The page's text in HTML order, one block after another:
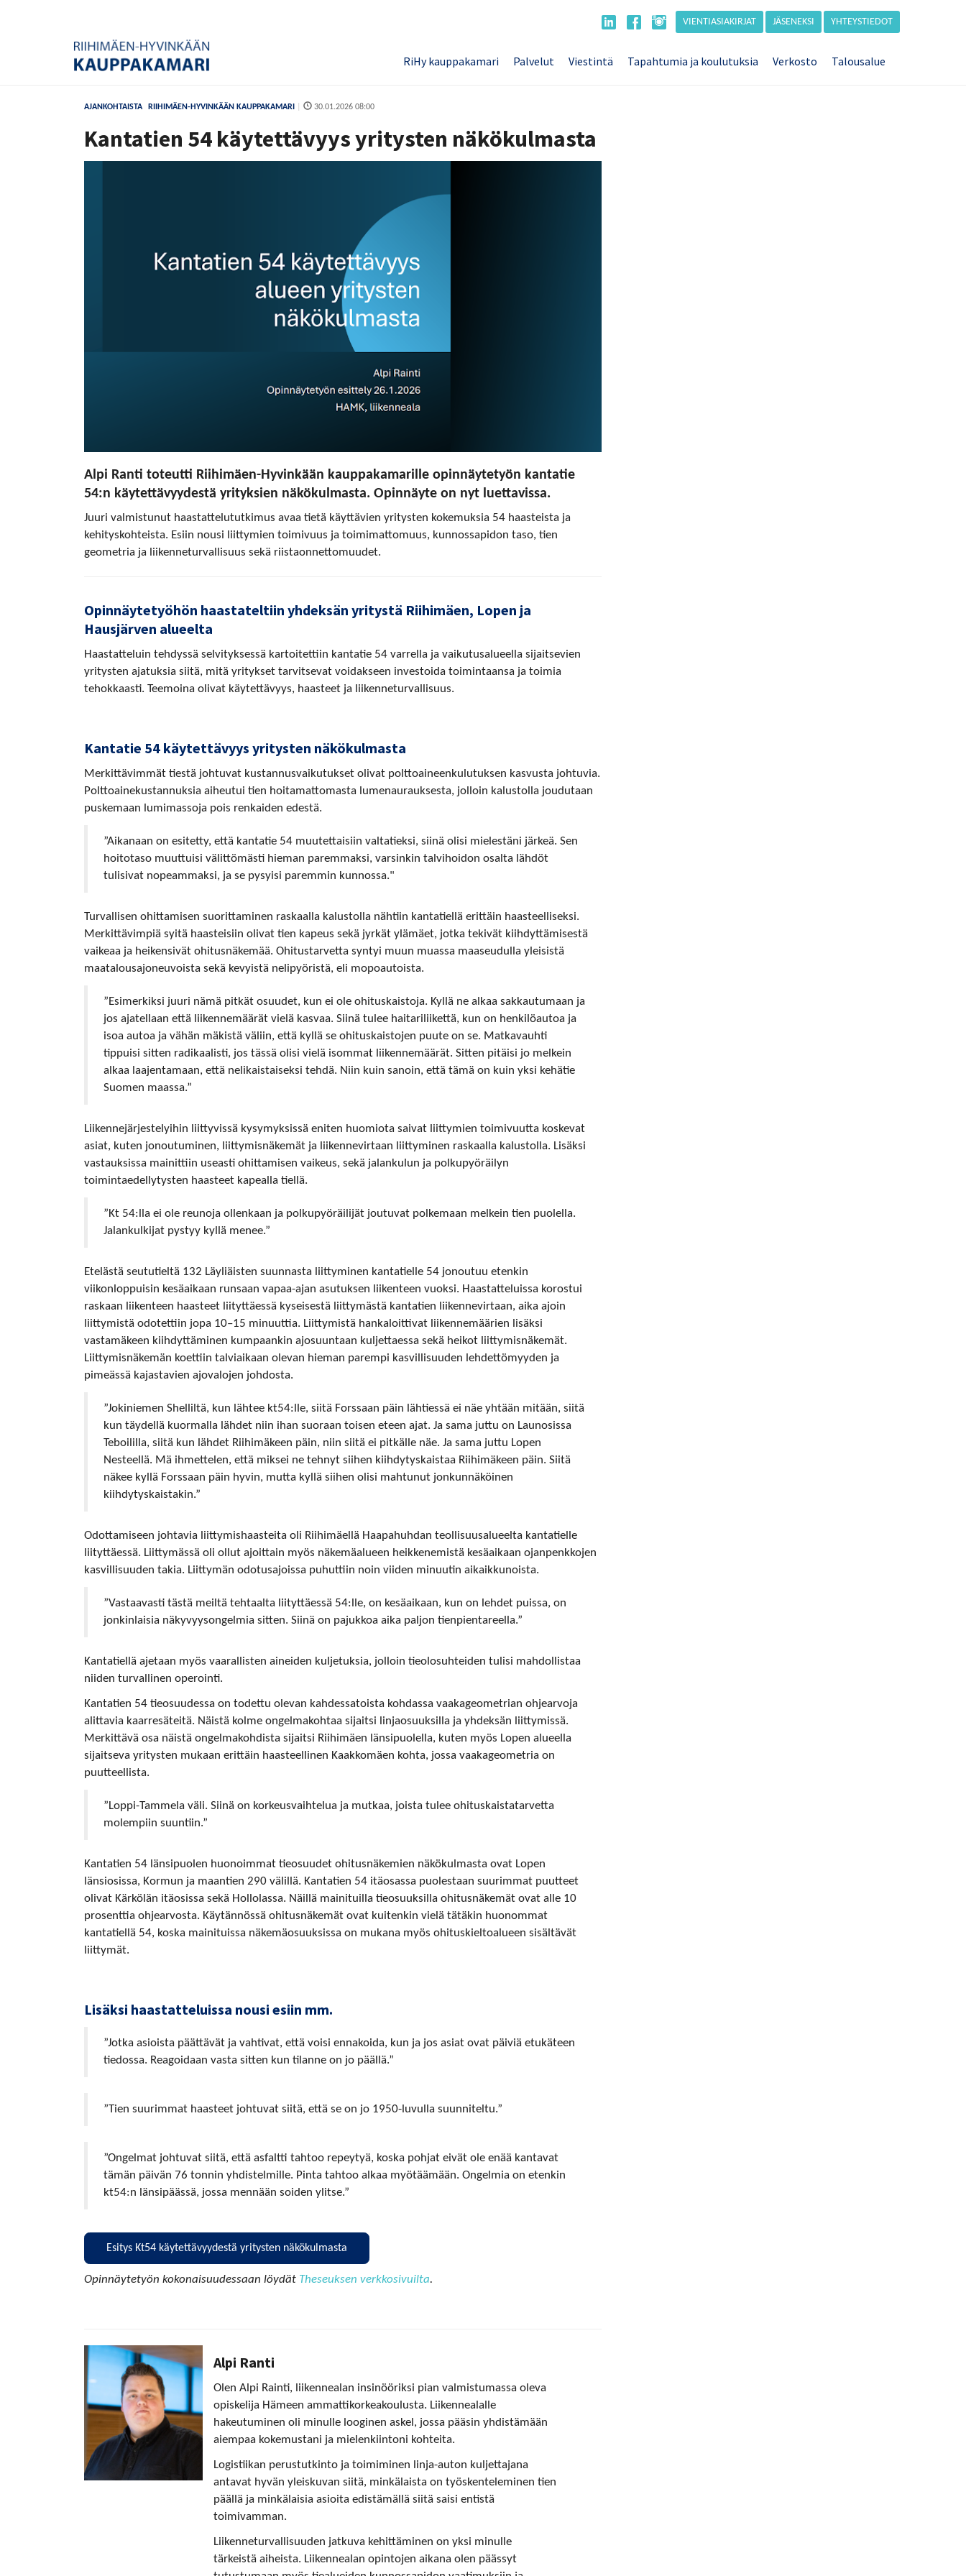
VIENTIASIAKIRJAT JÄSENEKSI YHTEYSTIEDOT
RiHy kauppakamari Palvelut Viestintä Tapahtumia ja koulutuksia Verkosto Talousalue
AJANKOHTAISTA RIIHIMÄEN-HYVINKÄÄN KAUPPAKAMARI 30.01.2026 08:00
Kantatien 54 käytettävyys yritysten näkökulmasta
Alpi Ranti toteutti Riihimäen-Hyvinkään kauppakamarille opinnäytetyön kantatie
54:n käytettävyydestä yrityksien näkökulmasta. Opinnäyte on nyt luettavissa.
Juuri valmistunut haastattelututkimus avaa tietä käyttävien yritysten kokemuksia 54 haasteista ja
kehityskohteista. Esiin nousi liittymien toimivuus ja toimimattomuus, kunnossapidon taso, tien
geometria ja liikenneturvallisuus sekä riistaonnettomuudet.
Opinnäytetyöhön haastateltiin yhdeksän yritystä Riihimäen, Lopen ja
Hausjärven alueelta
Haastatteluin tehdyssä selvityksessä kartoitettiin kantatie 54 varrella ja vaikutusalueella sijaitsevien
yritysten ajatuksia siitä, mitä yritykset tarvitsevat voidakseen investoida toimintaansa ja toimia
tehokkaasti. Teemoina olivat käytettävyys, haasteet ja liikenneturvallisuus.
Kantatie 54 käytettävyys yritysten näkökulmasta
Merkittävimmät tiestä johtuvat kustannusvaikutukset olivat polttoaineenkulutuksen kasvusta johtuvia.
Polttoainekustannuksia aiheutui tien hoitamattomasta lumenaurauksesta, jolloin kalustolla joudutaan
puskemaan lumimassoja pois renkaiden edestä.
”Aikanaan on esitetty, että kantatie 54 muutettaisiin valtatieksi, siinä olisi mielestäni järkeä. Sen
hoitotaso muuttuisi välittömästi hieman paremmaksi, varsinkin talvihoidon osalta lähdöt
tulisivat nopeammaksi, ja se pysyisi paremmin kunnossa."
Turvallisen ohittamisen suorittaminen raskaalla kalustolla nähtiin kantatiellä erittäin haasteelliseksi.
Merkittävimpiä syitä haasteisiin olivat tien kapeus sekä jyrkät ylämäet, jotka tekivät kiihdyttämisestä
vaikeaa ja heikensivät ohitusnäkemää. Ohitustarvetta syntyi muun muassa maaseudulla yleisistä
maatalousajoneuvoista sekä kevyistä nelipyöristä, eli mopoautoista.
”Esimerkiksi juuri nämä pitkät osuudet, kun ei ole ohituskaistoja. Kyllä ne alkaa sakkautumaan ja
jos ajatellaan että liikennemäärät vielä kasvaa. Siinä tulee haitariliikettä, kun on henkilöautoa ja
isoa autoa ja vähän mäkistä väliin, että kyllä se ohituskaistojen puute on se. Matkavauhti
tippuisi sitten radikaalisti, jos tässä olisi vielä isommat liikennemäärät. Sitten pitäisi jo melkein
alkaa laajentamaan, että nelikaistaiseksi tehdä. Niin kuin sanoin, että tämä on kuin yksi kehätie
Suomen maassa.”
Liikennejärjestelyihin liittyvissä kysymyksissä eniten huomiota saivat liittymien toimivuutta koskevat
asiat, kuten jonoutuminen, liittymisnäkemät ja liikennevirtaan liittyminen raskaalla kalustolla. Lisäksi
vastauksissa mainittiin useasti ohittamisen vaikeus, sekä jalankulun ja polkupyöräilyn
toimintaedellytysten haasteet kapealla tiellä.
”Kt 54:lla ei ole reunoja ollenkaan ja polkupyöräilijät joutuvat polkemaan melkein tien puolella.
Jalankulkijat pystyy kyllä menee.”
Etelästä seututieltä 132 Läyliäisten suunnasta liittyminen kantatielle 54 jonoutuu etenkin
viikonloppuisin kesäaikaan runsaan vapaa-ajan asutuksen liikenteen vuoksi. Haastatteluissa korostui
raskaan liikenteen haasteet liityttäessä kyseisestä liittymästä kantatien liikennevirtaan, aika ajoin
liittymistä odotettiin jopa 10–15 minuuttia. Liittymistä hankaloittivat liikennemäärien lisäksi
vastamäkeen kiihdyttäminen kumpaankin ajosuuntaan kuljettaessa sekä heikot liittymisnäkemät.
Liittymisnäkemän koettiin talviaikaan olevan hieman parempi kasvillisuuden lehdettömyyden ja
pimeässä kajastavien ajovalojen johdosta.
”Jokiniemen Shelliltä, kun lähtee kt54:lle, siitä Forssaan päin lähtiessä ei näe yhtään mitään, siitä
kun täydellä kuormalla lähdet niin ihan suoraan toisen eteen ajat. Ja sama juttu on Launosissa
Teboililla, siitä kun lähdet Riihimäkeen päin, niin siitä ei pitkälle näe. Ja sama juttu Lopen
Nesteellä. Mä ihmettelen, että miksei ne tehnyt siihen kiihdytyskaistaa Riihimäkeen päin. Siitä
näkee kyllä Forssaan päin hyvin, mutta kyllä siihen olisi mahtunut jonkunnäköinen
kiihdytyskaistakin.”
Odottamiseen johtavia liittymishaasteita oli Riihimäellä Haapahuhdan teollisuusalueelta kantatielle
liityttäessä. Liittymässä oli ollut ajoittain myös näkemäalueen heikkenemistä kesäaikaan ojanpenkkojen
kasvillisuuden takia. Liittymän odotusajoissa puhuttiin noin viiden minuutin aikaikkunoista.
”Vastaavasti tästä meiltä tehtaalta liityttäessä 54:lle, on kesäaikaan, kun on lehdet puissa, on
jonkinlaisia näkyvyysongelmia sitten. Siinä on pajukkoa aika paljon tienpientareella.”
Kantatiellä ajetaan myös vaarallisten aineiden kuljetuksia, jolloin tieolosuhteiden tulisi mahdollistaa
niiden turvallinen operointi.
Kantatien 54 tieosuudessa on todettu olevan kahdessatoista kohdassa vaakageometrian ohjearvoja
alittavia kaarresäteitä. Näistä kolme ongelmakohtaa sijaitsi linjaosuuksilla ja yhdeksän liittymissä.
Merkittävä osa näistä ongelmakohdista sijaitsi Riihimäen länsipuolella, kuten myös Lopen alueella
sijaitseva yritysten mukaan erittäin haasteellinen Kaakkomäen kohta, jossa vaakageometria on
puutteellista.
”Loppi-Tammela väli. Siinä on korkeusvaihtelua ja mutkaa, joista tulee ohituskaistatarvetta
molempiin suuntiin.”
Kantatien 54 länsipuolen huonoimmat tieosuudet ohitusnäkemien näkökulmasta ovat Lopen
länsiosissa, Kormun ja maantien 290 välillä. Kantatien 54 itäosassa puolestaan suurimmat puutteet
olivat Kärkölän itäosissa sekä Hollolassa. Näillä mainituilla tieosuuksilla ohitusnäkemät ovat alle 10
prosenttia ohjearvosta. Käytännössä ohitusnäkemät ovat kuitenkin vielä tätäkin huonommat
kantatiellä 54, koska mainituissa näkemäosuuksissa on mukana myös ohituskieltoalueen sisältävät
liittymät.
Lisäksi haastatteluissa nousi esiin mm.
”Jotka asioista päättävät ja vahtivat, että voisi ennakoida, kun ja jos asiat ovat päiviä etukäteen
tiedossa. Reagoidaan vasta sitten kun tilanne on jo päällä.”
”Tien suurimmat haasteet johtuvat siitä, että se on jo 1950-luvulla suunniteltu.”
”Ongelmat johtuvat siitä, että asfaltti tahtoo repeytyä, koska pohjat eivät ole enää kantavat
tämän päivän 76 tonnin yhdistelmille. Pinta tahtoo alkaa myötäämään. Ongelmia on etenkin
kt54:n länsipäässä, jossa mennään soiden ylitse.”
Esitys Kt54 käytettävyydestä yritysten näkökulmasta
Opinnäytetyön kokonaisuudessaan löydät Theseuksen verkkosivuilta.
Alpi Ranti
Olen Alpi Rainti, liikennealan insinööriksi pian valmistumassa oleva
opiskelija Hämeen ammattikorkeakoulusta. Liikennealalle
hakeutuminen oli minulle looginen askel, jossa pääsin yhdistämään
aiempaa kokemustani ja mielenkiintoni kohteita.
Logistiikan perustutkinto ja toimiminen linja-auton kuljettajana
antavat hyvän yleiskuvan siitä, minkälaista on työskenteleminen tien
päällä ja minkälaisia asioita edistämällä siitä saisi entistä
toimivamman.
Liikenneturvallisuuden jatkuva kehittäminen on yksi minulle
tärkeistä aiheista. Liikennealan opintojen aikana olen päässyt